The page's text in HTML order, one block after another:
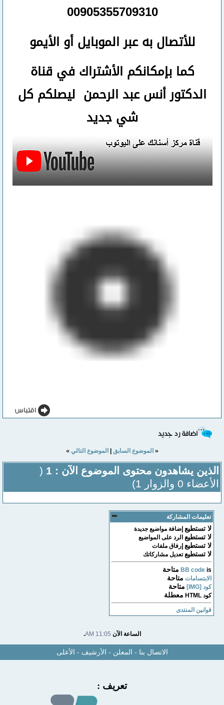
00905355709310
للأتصالبه عبر الموبايل أو الأيمو
كما بإمكانكم الأشتراك في قناة
الدكتور أنس عبد الرحمن ليصلكم كل
شي جديد
« الموضوع السابق|الموضوع التالي »
الذين يشاهدون محتوى الموضوع الآن : 1
(
الأعضاء 0 والزوار 1)
تعليمات المشاركة
لا تستطيعإضافة مواضيع جديدة
لا تستطيعالرد على المواضيع
لا تستطيعإرفاق ملفات
لا تستطيعتعديل مشاركاتك
BB codeis متاحة
الابتسامات متاحة
كود [IMG] متاحة
كود HTML معطلة
قوانين المنتدى
الساعة الآن11:05 AM
.
الاتصال بنا-المعلن-الأرشيف -الأعلى
تعريف :